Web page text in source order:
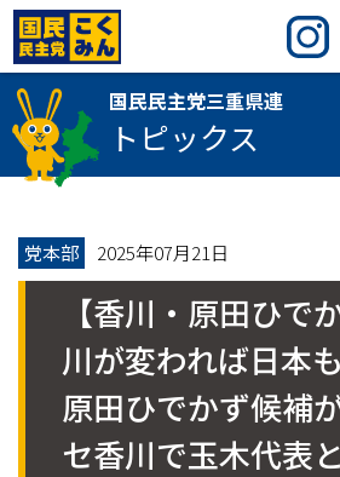
国民民主党三重県連
国民民主党三重県連
トピックス
党本部 2025年07月21日
【香川・原田ひで
川が変われば日本
原田ひでかず候補
セ香川で玉木代表